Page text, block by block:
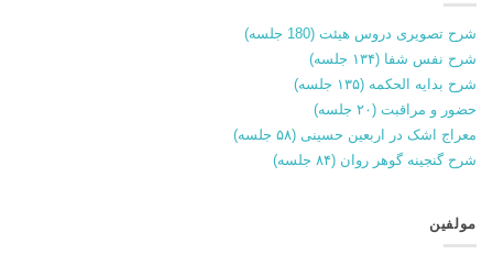
شرح تصویری دروس هیئت (180 جلسه)
شرح نفس شفا (۱۳۴ جلسه)
شرح بدایه الحکمه (۱۳۵ جلسه)
حضور و مراقبت (۲۰ جلسه)
معراج اشک در اربعین حسینی (۵۸ جلسه)
شرح گنجینه گوهر روان (۸۴ جلسه)
مولفین